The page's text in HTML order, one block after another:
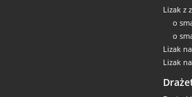
Lizak z
o
o
Lizak
Lizak